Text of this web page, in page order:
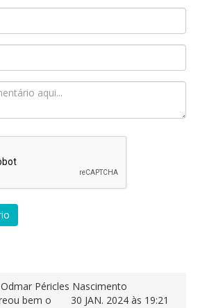
Odmar Péricles Nascimento
30 JAN. 2024 às 19:21
bem o